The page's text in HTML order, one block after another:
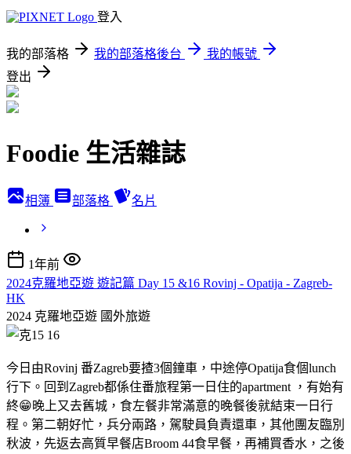
登入
我的部落格 我的部落格後台
我的帳號
登出
Foodie 生活雜誌
相簿 部落格 名片
1年前
2024克羅地亞遊 遊記篇 Day 15 &16 Rovinj - Opatija - Zagreb-
HK
2024 克羅地亞遊 國外旅遊
今日由Rovinj 番Zagreb要揸3個鐘車，中途停Opatija食個lunch
行下。回到Zagreb都係住番旅程第一日住的apartment ，有始有
終😁晚上又去舊城，食左餐非常滿意的晚餐後就結束一日行
程。第二朝好忙，兵分兩路，駕駛員負責還車，其他團友臨別
秋波，先返去高質早餐店Broom 44食早餐，再補買香水，之後